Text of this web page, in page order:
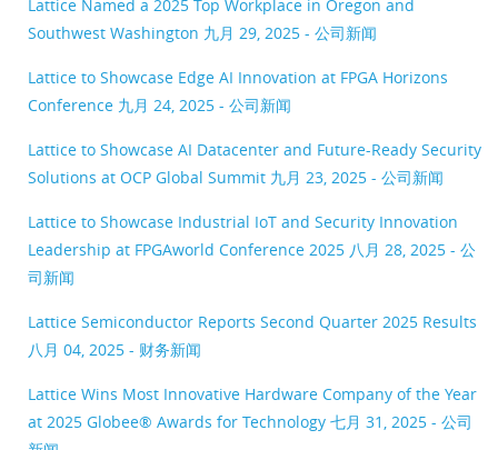
Lattice Named a 2025 Top Workplace in Oregon and
Southwest Washington 九月 29, 2025 - 公司新闻
Lattice to Showcase Edge AI Innovation at FPGA Horizons
Conference 九月 24, 2025 - 公司新闻
Lattice to Showcase AI Datacenter and Future-Ready Security
Solutions at OCP Global Summit 九月 23, 2025 - 公司新闻
Lattice to Showcase Industrial IoT and Security Innovation
Leadership at FPGAworld Conference 2025 八月 28, 2025 - 公
司新闻
Lattice Semiconductor Reports Second Quarter 2025 Results
八月 04, 2025 - 财务新闻
Lattice Wins Most Innovative Hardware Company of the Year
at 2025 Globee® Awards for Technology 七月 31, 2025 - 公司